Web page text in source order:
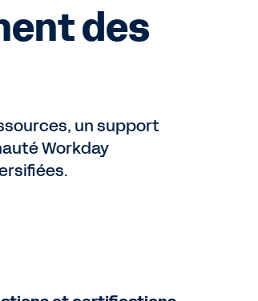
des
un support
Workday